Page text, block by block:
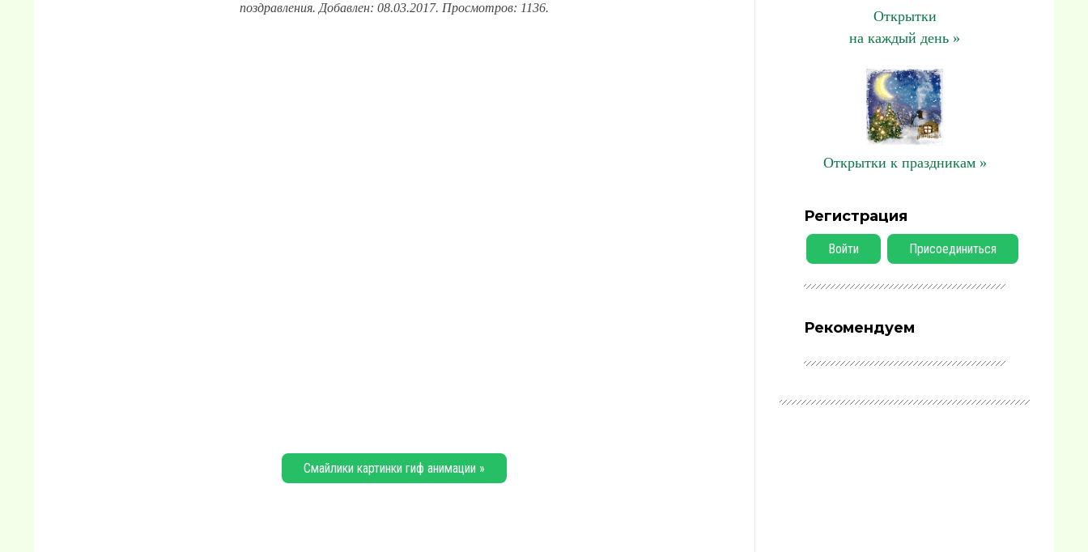
поздравления. Добавлен: 08.03.2017. Просмотров: 1136.
Смайлики картинки гиф анимации »
Открытки
на каждый день »
Открытки к праздникам »
Регистрация
Войти Присоединиться
Рекомендуем